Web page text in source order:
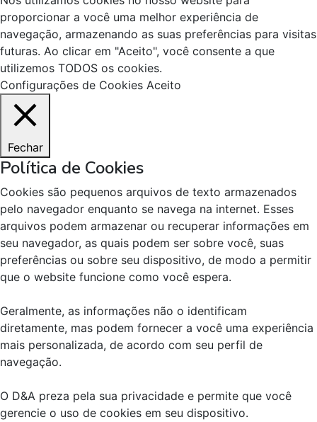
proporcionar a você uma melhor experiência de
navegação, armazenando as suas preferências para visitas
futuras. Ao clicar em "Aceito", você consente a que
utilizemos TODOS os cookies.
Configurações de Cookies Aceito
Fechar
Política de Cookies
Cookies são pequenos arquivos de texto armazenados
pelo navegador enquanto se navega na internet. Esses
arquivos podem armazenar ou recuperar informações em
seu navegador, as quais podem ser sobre você, suas
preferências ou sobre seu dispositivo, de modo a permitir
que o website funcione como você espera.
Geralmente, as informações não o identificam
diretamente, mas podem fornecer a você uma experiência
mais personalizada, de acordo com seu perfil de
navegação.
O D&A preza pela sua privacidade e permite que você
gerencie o uso de cookies em seu dispositivo.